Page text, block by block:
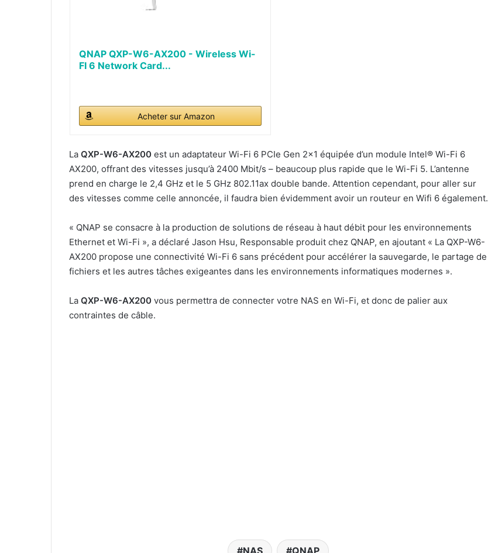
QNAP QXP-W6-AX200 - Wireless Wi-
FI 6 Network Card...
Acheter sur Amazon
La QXP-W6-AX200 est un adaptateur Wi-Fi 6 PCIe Gen 2×1 équipée d’un module Intel® Wi-Fi 6
AX200, offrant des vitesses jusqu’à 2400 Mbit/s – beaucoup plus rapide que le Wi-Fi 5. L’antenne
prend en charge le 2,4 GHz et le 5 GHz 802.11ax double bande. Attention cependant, pour aller sur
des vitesses comme celle annoncée, il faudra bien évidemment avoir un routeur en Wifi 6 également.
« QNAP se consacre à la production de solutions de réseau à haut débit pour les environnements
Ethernet et Wi-Fi », a déclaré Jason Hsu, Responsable produit chez QNAP, en ajoutant « La QXP-W6-
AX200 propose une connectivité Wi-Fi 6 sans précédent pour accélérer la sauvegarde, le partage de
fichiers et les autres tâches exigeantes dans les environnements informatiques modernes ».
La QXP-W6-AX200 vous permettra de connecter votre NAS en Wi-Fi, et donc de palier aux
contraintes de câble.